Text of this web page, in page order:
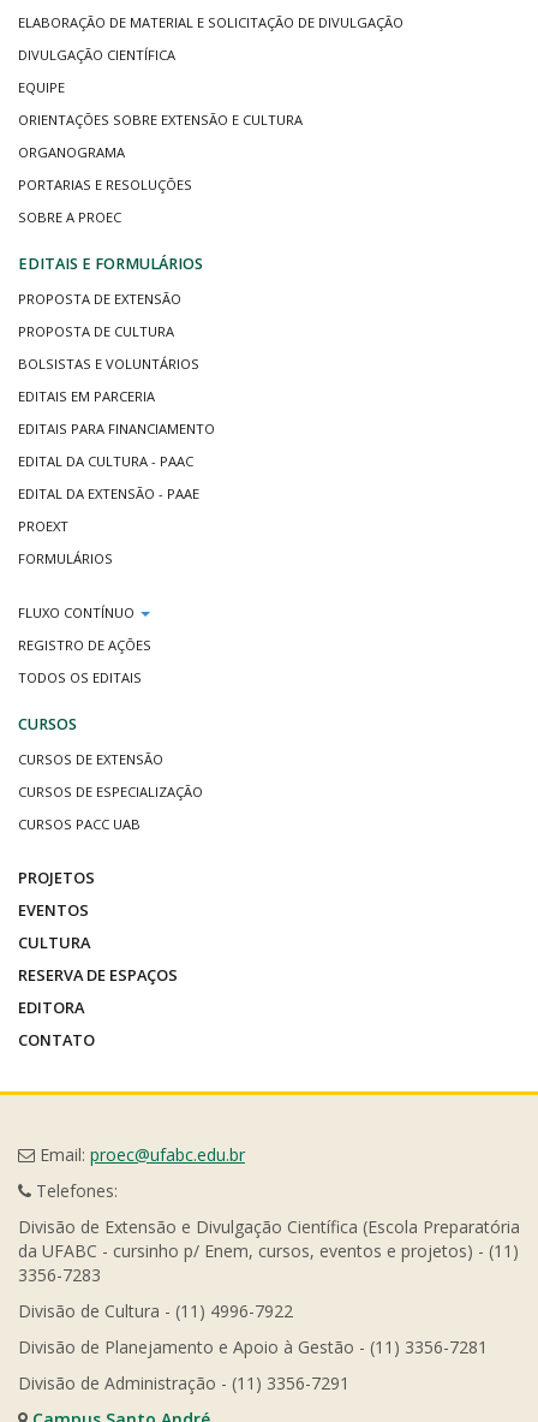
ELABORAÇÃO DE MATERIAL E SOLICITAÇÃO DE DIVULGAÇÃO
DIVULGAÇÃO CIENTÍFICA
EQUIPE
ORIENTAÇÕES SOBRE EXTENSÃO E CULTURA
ORGANOGRAMA
PORTARIAS E RESOLUÇÕES
SOBRE A PROEC
EDITAIS E FORMULÁRIOS
PROPOSTA DE EXTENSÃO
PROPOSTA DE CULTURA
BOLSISTAS E VOLUNTÁRIOS
EDITAIS EM PARCERIA
EDITAIS PARA FINANCIAMENTO
EDITAL DA CULTURA - PAAC
EDITAL DA EXTENSÃO - PAAE
PROEXT
FORMULÁRIOS
FLUXO CONTÍNUO
REGISTRO DE AÇÕES
TODOS OS EDITAIS
CURSOS
CURSOS DE EXTENSÃO
CURSOS DE ESPECIALIZAÇÃO
CURSOS PACC UAB
PROJETOS
EVENTOS
CULTURA
RESERVA DE ESPAÇOS
EDITORA
CONTATO
Email: proec@ufabc.edu.br
Telefones:
Divisão de Extensão e Divulgação Científica (Escola Preparatória
da UFABC - cursinho p/ Enem, cursos, eventos e projetos) - (11)
3356-7283
Divisão de Cultura - (11) 4996-7922
Divisão de Planejamento e Apoio à Gestão - (11) 3356-7281
Divisão de Administração - (11) 3356-7291